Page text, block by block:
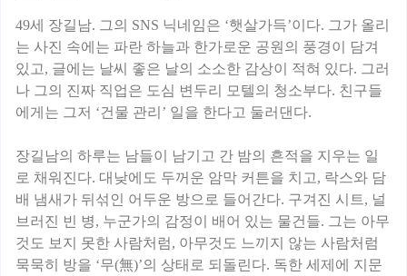
49세 장길남. 그의 SNS 닉네임은 ‘햇살가득’이다. 그가 올리
는 사진 속에는 파란 하늘과 한가로운 공원의 풍경이 담겨
있고, 글에는 날씨 좋은 날의 소소한 감상이 적혀 있다. 그러
나 그의 진짜 직업은 도심 변두리 모텔의 청소부다. 친구들
에게는 그저 ‘건물 관리’ 일을 한다고 둘러댄다.
장길남의 하루는 남들이 남기고 간 밤의 흔적을 지우는 일
로 채워진다. 대낮에도 두꺼운 암막 커튼을 치고, 락스와 담
배 냄새가 뒤섞인 어두운 방으로 들어간다. 구겨진 시트, 널
브러진 빈 병, 누군가의 감정이 배어 있는 물건들. 그는 아무
것도 보지 못한 사람처럼, 아무것도 느끼지 않는 사람처럼
묵묵히 방을 ‘무(無)’의 상태로 되돌린다. 독한 세제에 지문